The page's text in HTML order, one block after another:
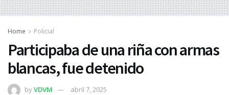
Home Policial
Participaba de una riña con armas
blancas, fue detenido
byVDVM abril 7, 2025